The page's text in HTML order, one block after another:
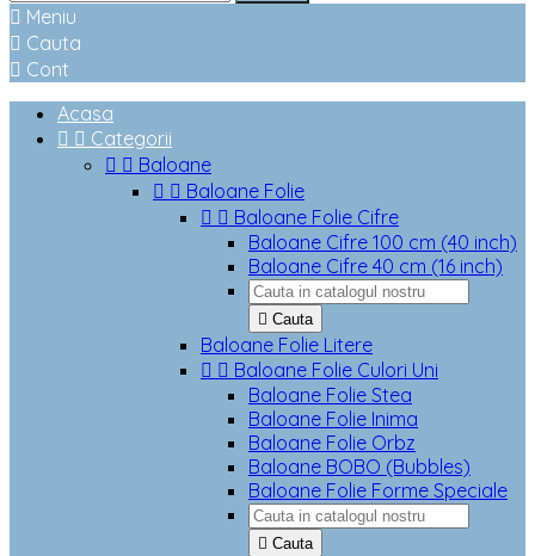
 Meniu
 Cauta
 Cont
Acasa
  Categorii
  Baloane
  Baloane Folie
  Baloane Folie Cifre
Baloane Cifre 100 cm (40 inch)
Baloane Cifre 40 cm (16 inch)
 Cauta
Baloane Folie Litere
  Baloane Folie Culori Uni
Baloane Folie Stea
Baloane Folie Inima
Baloane Folie Orbz
Baloane BOBO (Bubbles)
Baloane Folie Forme Speciale
 Cauta